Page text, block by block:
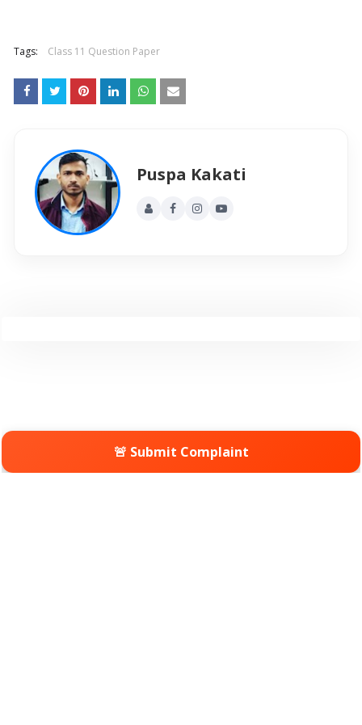
Tags: Class 11 Question Paper
Puspa Kakati
🚨 Submit Complaint